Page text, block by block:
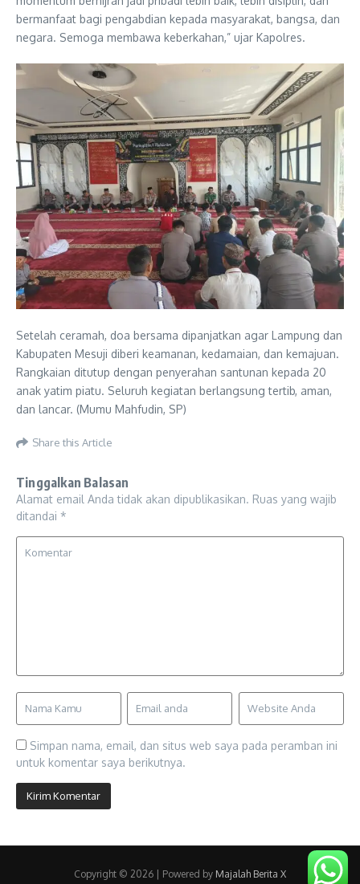
bermanfaat bagi pengabdian kepada masyarakat, bangsa, dan
negara. Semoga membawa keberkahan,” ujar Kapolres.
Setelah ceramah, doa bersama dipanjatkan agar Lampung dan
Kabupaten Mesuji diberi keamanan, kedamaian, dan kemajuan.
Rangkaian ditutup dengan penyerahan santunan kepada 20
anak yatim piatu. Seluruh kegiatan berlangsung tertib, aman,
dan lancar. (Mumu Mahfudin, SP)
Share this Article
Tinggalkan Balasan
Alamat email Anda tidak akan dipublikasikan. Ruas yang wajib
ditandai *
Simpan nama, email, dan situs web saya pada peramban ini
untuk komentar saya berikutnya.
Copyright © 2026 | Powered by Majalah Berita X